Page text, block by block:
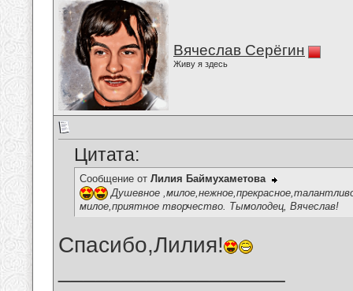
Вячеслав Серёгин
Живу я здесь
Цитата:
Сообщение от Лилия Баймухаметова
Душевное
милое,приятное творчество. Тымолодец, Вячеслав!
Спасибо,Лилия!